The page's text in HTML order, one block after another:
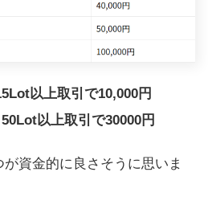
以上取引で10,000円
以上取引で30000円
資金的に良さそうに思いま